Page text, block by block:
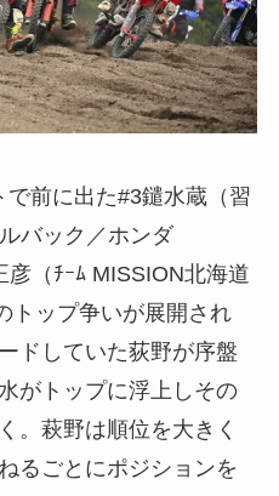
前に出た#3鑓水蔵（習
バック／ホンダ
（ﾁｰﾑ MISSION北海道
トップ争いが展開され
ドしていた荻野が序盤
がトップに浮上しその
。萩野は順位を大きく
るごとにポジションを